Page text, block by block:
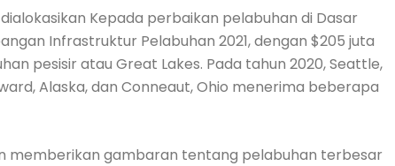
dialokasikan Kepada perbaikan pelabuhan di Dasar
Infrastruktur Pelabuhan 2021, dengan $205 juta
pesisir atau Great Lakes. Pada tahun 2020, Seattle,
Alaska, dan Conneaut, Ohio menerima beberapa
memberikan gambaran tentang pelabuhan terbesar